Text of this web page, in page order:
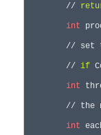
        //
int
// set
        //
if
int
// the
int